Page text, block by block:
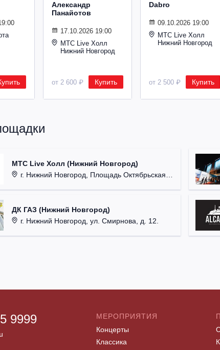
Александр
Панайотов
17.10.2026 19:00
МТС Live Холл
Нижний Новгород
от 2 600 ₽ Купить
Dabro
09.10.2026 19:00
МТС Live Холл
Нижний Новгород
от 2 500 ₽ Купить
МТС Live Холл (Нижний Новгород)
г. Нижний Новгород, Площадь Октябрьская, д. 1.
ДК ГАЗ (Нижний Новгород)
г. Нижний Новгород, ул. Смирнова, д. 12.
9999
МЕРОПРИЯТИЯ
Концерты
Классика